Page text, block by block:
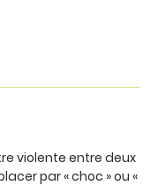
violente entre deux
par « choc » ou «